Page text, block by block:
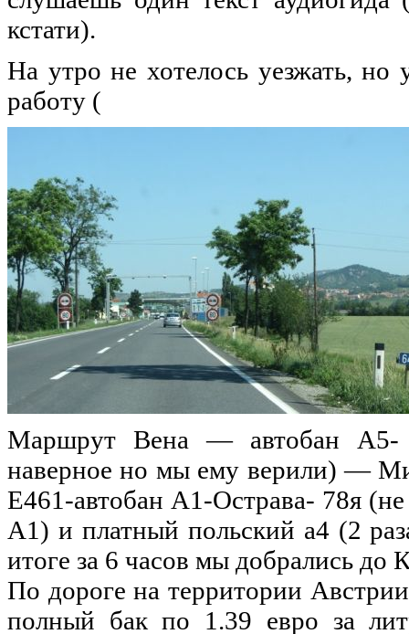
кстати).
На утро не хотелось уезжать, но
работу (
Маршрут Вена — автобан А5-
наверное но мы ему верили) —
Е461-автобан А1-Острава- 78я
А1) и платный польский а4 (2
итоге за 6 часов мы добрались до
По дороге на территории
полный бак по 1.39 евро за